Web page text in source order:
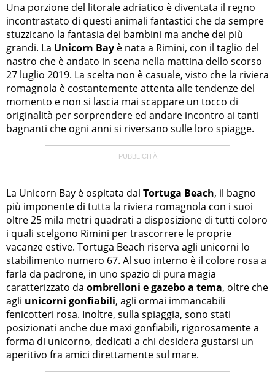
Una porzione del litorale adriatico è diventata il regno
incontrastato di questi animali fantastici che da sempre
stuzzicano la fantasia dei bambini ma anche dei più
grandi. La Unicorn Bay è nata a Rimini, con il taglio del
nastro che è andato in scena nella mattina dello scorso
27 luglio 2019. La scelta non è casuale, visto che la riviera
romagnola è costantemente attenta alle tendenze del
momento e non si lascia mai scappare un tocco di
originalità per sorprendere ed andare incontro ai tanti
bagnanti che ogni anni si riversano sulle loro spiagge.
La Unicorn Bay è ospitata dal Tortuga Beach, il bagno
più imponente di tutta la riviera romagnola con i suoi
oltre 25 mila metri quadrati a disposizione di tutti coloro
i quali scelgono Rimini per trascorrere le proprie
vacanze estive. Tortuga Beach riserva agli unicorni lo
stabilimento numero 67. Al suo interno è il colore rosa a
farla da padrone, in uno spazio di pura magia
caratterizzato da ombrelloni e gazebo a tema, oltre che
agli unicorni gonfiabili, agli ormai immancabili
fenicotteri rosa. Inoltre, sulla spiaggia, sono stati
posizionati anche due maxi gonfiabili, rigorosamente a
forma di unicorno, dedicati a chi desidera gustarsi un
aperitivo fra amici direttamente sul mare.